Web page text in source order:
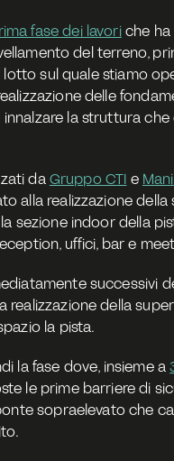
fase dei lavori che ha
del terreno,
lotto sul quale stiamo
delle
la struttura
da Gruppo CTI e
alla realizzazione
sezione indoor della
uffici, bar e
successivi
realizzazione della
la pista.
la fase dove, insieme a
le prime barriere di
sopraelevato che